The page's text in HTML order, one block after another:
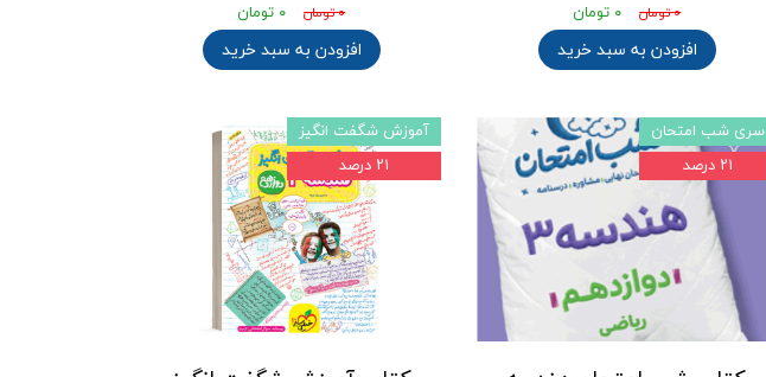
۰ تومان ۰ تومان
افزودن به سبد خرید
۰ تومان ۰ تومان
افزودن به سبد خرید
سری شب امتحان
۲۱ درصد
آموزش شگفت انگیز
۲۱ درصد